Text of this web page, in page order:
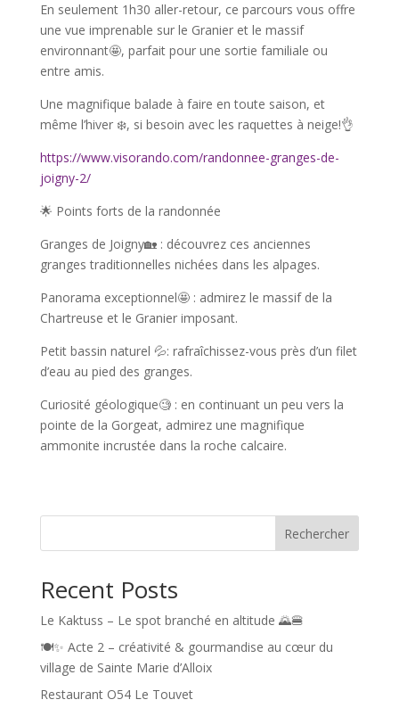
En seulement 1h30 aller-retour, ce parcours vous offre
une vue imprenable sur le Granier et le massif
environnant🤩, parfait pour une sortie familiale ou
entre amis.
Une magnifique balade à faire en toute saison, et
même l’hiver ❄️, si besoin avec les raquettes à neige!👌
https://www.visorando.com/randonnee-granges-de-
joigny-2/
🌟 Points forts de la randonnée
Granges de Joigny🏡 : découvrez ces anciennes
granges traditionnelles nichées dans les alpages.
Panorama exceptionnel🤩 : admirez le massif de la
Chartreuse et le Granier imposant.
Petit bassin naturel 💦: rafraîchissez-vous près d’un filet
d’eau au pied des granges.
Curiosité géologique🧐 : en continuant un peu vers la
pointe de la Gorgeat, admirez une magnifique
ammonite incrustée dans la roche calcaire.
Rechercher
Recent Posts
Le Kaktuss – Le spot branché en altitude 🌄🍔
🍽️✨ Acte 2 – créativité & gourmandise au cœur du
village de Sainte Marie d’Alloix
Restaurant O54 Le Touvet